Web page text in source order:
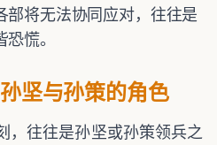
部将无法协同应对，往往是
慌。
坚与孙策的角色
，往往是孙坚或孙策领兵之